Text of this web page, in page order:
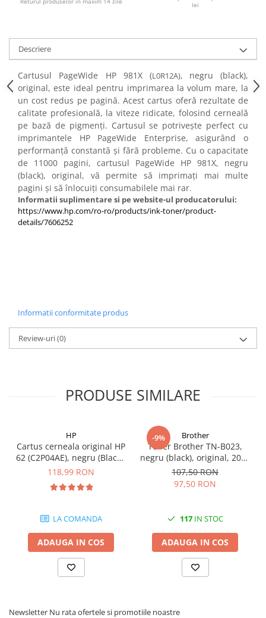
All-in-One PC
Monitoare
Monitoare LED
Accesorii monitoare
Componente
Placi video
Procesoare
Placi de baza
Memorii RAM
SSD-uri interne
Ventilatoare
Pasta termica
Hard disk-uri externe
Adaptoare PCI / PCIe
Periferice PC
Kit mouse si tastatura
Web-cam-uri si sisteme
videoconferinta
lei
Descriere
Cartusul PageWide HP 981X (L0R12A), negru (black),
original, este ideal pentru imprimarea la volum mare, la
un cost redus pe pagină. Acest cartus oferă rezultate de
calitate profesională, la viteze ridicate, folosind cerneală
pe bază de pigmenți. Cartusul se potrivește perfect cu
imprimantele HP PageWide Enterprise, asigurând o
performanță constantă și fără probleme. Cu o capacitate
de 11000 pagini, cartusul PageWide HP 981X, negru
(black), original, vă permite să imprimați mai multe
pagini și să înlocuiți consumabilele mai rar.
Informatii suplimentare si pe website-ul producatorului:
https://www.hp.com/ro-ro/products/ink-toner/product-
details/7606252
Informatii conformitate produs
Review-uri(0)
PRODUSE SIMILARE
HP
Cartus cerneala original HP
62 (C2P04AE), negru (Black),
200 pagini
118,99 RON
LA COMANDA
ADAUGA IN COS
-9% Brother
Toner Brother TN-B023,
negru (black), original, 2000
pagini
107,50 RON
97,50 RON
117IN STOC
ADAUGA IN COS
Newsletter Nu rata ofertele si promotiile noastre